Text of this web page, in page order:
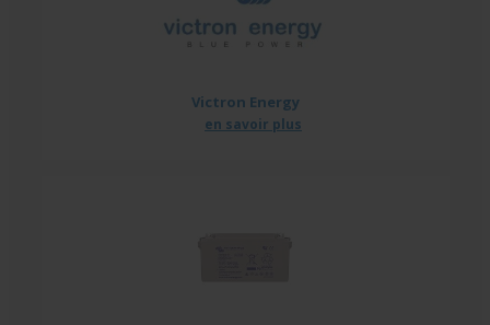
Victron Energy
en savoir plus